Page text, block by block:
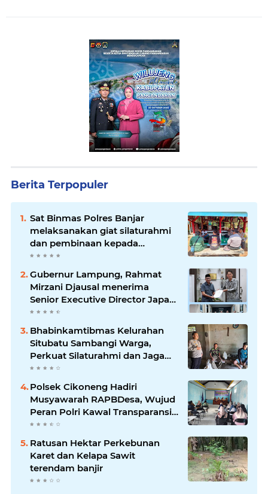
Berita Terpopuler
Sat Binmas Polres Banjar
melaksanakan giat silaturahmi
dan pembinaan kepada
pelaksana Sat Kamling
Gubernur Lampung, Rahmat
Mirzani Djausal menerima
Senior Executive Director Japan
Association for Construction
(JAC) Yugo Okamoto dalam
pertemuan resmi
Bhabinkamtibmas Kelurahan
Situbatu Sambangi Warga,
Perkuat Silaturahmi dan Jaga
Kondusivitas Wilayah
Polsek Cikoneng Hadiri
Musyawarah RAPBDesa, Wujud
Peran Polri Kawal Transparansi
dan Kamtibmas Desa
Sindangkasih
Ratusan Hektar Perkebunan
Karet dan Kelapa Sawit
terendam banjir